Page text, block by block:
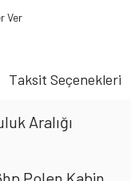
Ver
Taksit Seçenekleri
Aralığı